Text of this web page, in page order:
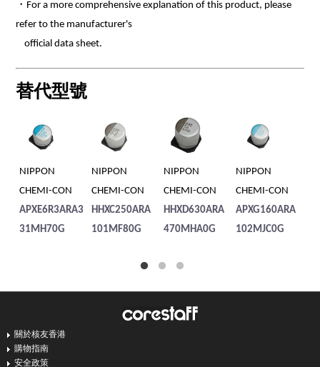
・For a more comprehensive explanation of this product, please
refer to the manufacturer's
official data sheet.
替代型號
NIPPON
CHEMI-CON
APXE6R3ARA3
31MH70G
NIPPON
CHEMI-CON
HHXC250ARA
101MF80G
NIPPON
CHEMI-CON
HHXD630ARA
470MHA0G
NIPPON
CHEMI-CON
APXG160ARA
102MJC0G
關於核友香港
購物指南
安全政策